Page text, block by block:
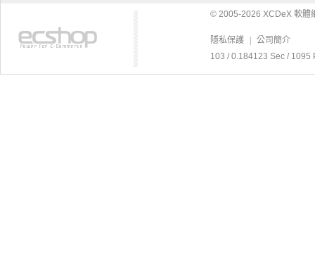
© 2005-2026 XCDeX 軟體
隱私保護
公司簡介
103 / 0.184123 Sec / 1095